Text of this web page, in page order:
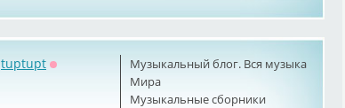
Музыкальный блог. Вся музыка
Мира
Музыкальные сборники
tuptupt